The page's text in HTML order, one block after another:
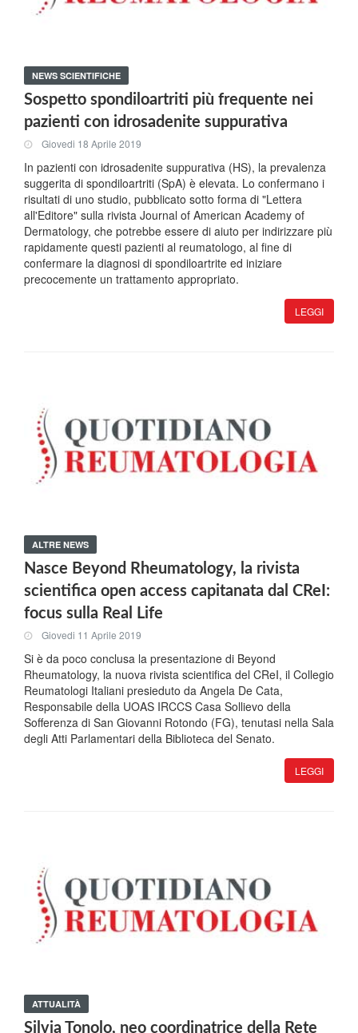
NEWS SCIENTIFICHE
Sospetto spondiloartriti più frequente nei
pazienti con idrosadenite suppurativa
Giovedi 18 Aprile 2019
In pazienti con idrosadenite suppurativa (HS), la prevalenza
suggerita di spondiloartriti (SpA) è elevata. Lo confermano i
risultati di uno studio, pubblicato sotto forma di "Lettera
all'Editore" sulla rivista Journal of American Academy of
Dermatology, che potrebbe essere di aiuto per indirizzare più
rapidamente questi pazienti al reumatologo, al fine di
confermare la diagnosi di spondiloartrite ed iniziare
precocemente un trattamento appropriato.
LEGGI
ALTRE NEWS
Nasce Beyond Rheumatology, la rivista
scientifica open access capitanata dal CReI:
focus sulla Real Life
Giovedi 11 Aprile 2019
Si è da poco conclusa la presentazione di Beyond
Rheumatology, la nuova rivista scientifica del CReI, il Collegio
Reumatologi Italiani presieduto da Angela De Cata,
Responsabile della UOAS IRCCS Casa Sollievo della
Sofferenza di San Giovanni Rotondo (FG), tenutasi nella Sala
degli Atti Parlamentari della Biblioteca del Senato.
LEGGI
ATTUALITÀ
Silvia Tonolo, neo coordinatrice della Rete